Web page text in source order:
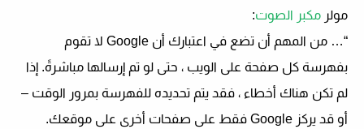
مولر مكبر الصوت:
“… من المهم أن تضع في اعتبارك أن Google لا تقوم
بفهرسة كل صفحة على الويب ، حتى لو تم إرسالها مباشرةً. إذا
لم تكن هناك أخطاء ، فقد يتم تحديده للفهرسة بمرور الوقت –
أو قد يركز Google فقط على صفحات أخرى على موقعك.